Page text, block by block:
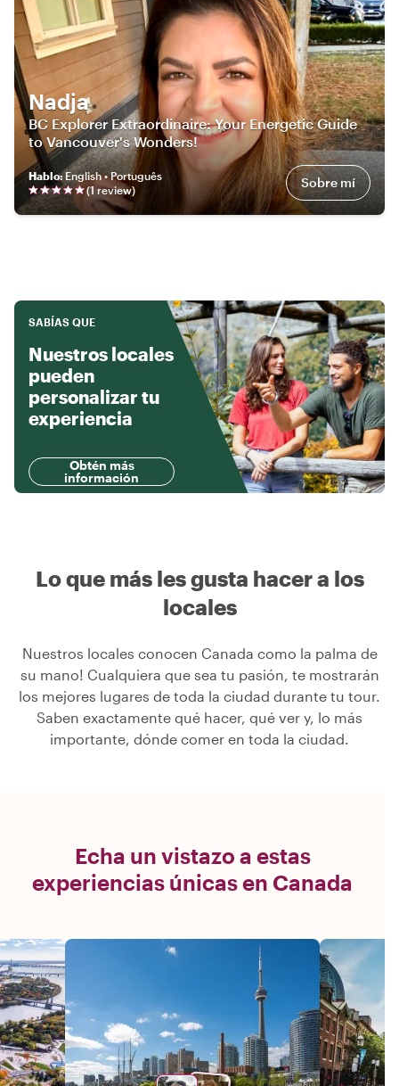
Nadja
BC Explorer Extraordinaire: Your Energetic Guide
to Vancouver's Wonders!
Hablo: English • Português
(1 review) Sobre mí
SABÍAS QUE
Nuestros locales
pueden
personalizar tu
experiencia
Obtén más
información
Lo que más les gusta hacer a los
locales
Nuestros locales conocen Canada como la palma de
su mano! Cualquiera que sea tu pasión, te mostrarán
los mejores lugares de toda la ciudad durante tu tour.
Saben exactamente qué hacer, qué ver y, lo más
importante, dónde comer en toda la ciudad.
Echa un vistazo a estas
experiencias únicas en Canada